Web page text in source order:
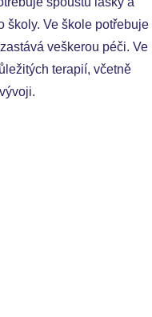
školy. Ve škole potřebuje
veškerou péči. Ve
terapií, včetně